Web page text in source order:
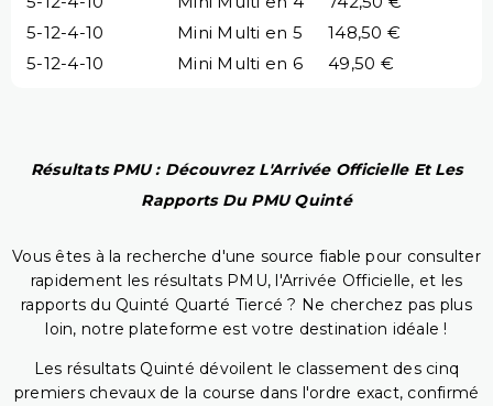
5-12-4-10
Mini Multi en 5
148,50 €
5-12-4-10
Mini Multi en 6 49,50 €
Résultats PMU : Découvrez L'Arrivée Officielle Et Les
Rapports Du PMU Quinté
Vous êtes à la recherche d'une source fiable pour consulter
rapidement les résultats PMU, l'Arrivée Officielle, et les
rapports du Quinté Quarté Tiercé ? Ne cherchez pas plus
loin, notre plateforme est votre destination idéale !
Les résultats Quinté dévoilent le classement des cinq
premiers chevaux de la course dans l'ordre exact, confirmé